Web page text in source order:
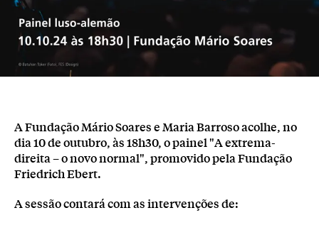
A Fundação Mário Soares e Maria Barroso acolhe, no
dia 10 de outubro, às 18h30, o painel "A extrema-
direita – o novo normal", promovido pela Fundação
Friedrich Ebert.
A sessão contará com as intervenções de: